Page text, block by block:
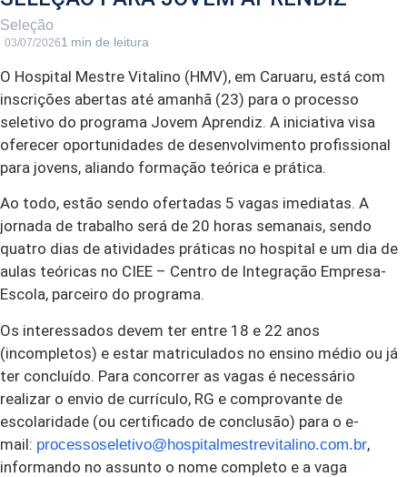
Seleção
03/07/2026
O Hospital Mestre Vitalino (HMV), em Caruaru, está com
inscrições abertas até amanhã (23) para o processo
seletivo do programa Jovem Aprendiz. A iniciativa visa
oferecer oportunidades de desenvolvimento profissional
para jovens, aliando formação teórica e prática.
Ao todo, estão sendo ofertadas 5 vagas imediatas. A
jornada de trabalho será de 20 horas semanais, sendo
quatro dias de atividades práticas no hospital e um dia de
aulas teóricas no CIEE – Centro de Integração Empresa-
Escola, parceiro do programa.
Os interessados devem ter entre 18 e 22 anos
(incompletos) e estar matriculados no ensino médio ou já
ter concluído. Para concorrer as vagas é necessário
realizar o envio de currículo, RG e comprovante de
escolaridade (ou certificado de conclusão) para o e-
mail: processoseletivo@hospitalmestrevitalino.com.br,
informando no assunto o nome completo e a vaga